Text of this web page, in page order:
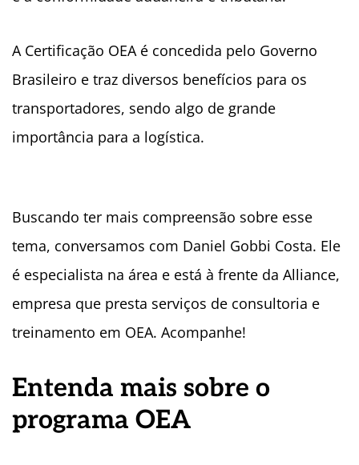
A Certificação OEA é concedida pelo Governo
Brasileiro e traz diversos benefícios para os
transportadores, sendo algo de grande
importância para a logística.
Buscando ter mais compreensão sobre esse
tema, conversamos com Daniel Gobbi Costa. Ele
é especialista na área e está à frente da Alliance,
empresa que presta serviços de consultoria e
treinamento em OEA. Acompanhe!
Entenda mais sobre o
programa OEA